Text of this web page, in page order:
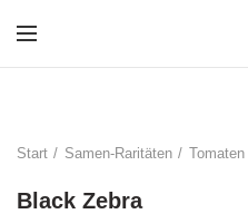
Start Samen-Raritäten Tomaten
Black Zebra